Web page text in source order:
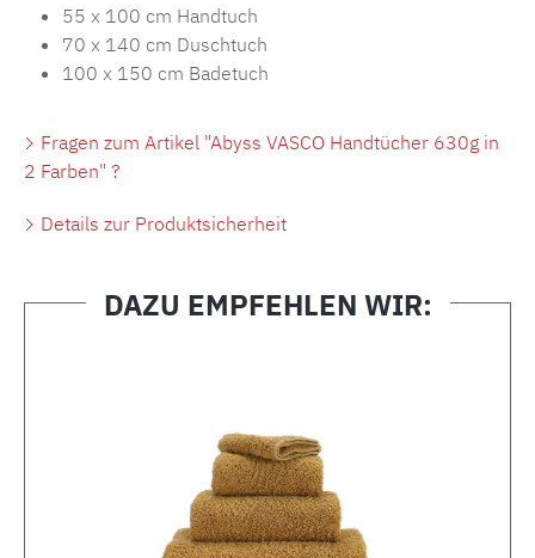
55 x 100 cm Handtuch
70 x 140 cm Duschtuch
100 x 150 cm Badetuch
Fragen zum Artikel "Abyss VASCO Handtücher 630g in
2 Farben" ?
Details zur Produktsicherheit
DAZU EMPFEHLEN WIR: